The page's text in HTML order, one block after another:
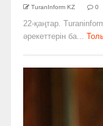
TuranInform KZ 0
22-қаңтар.
әрекеттерін ба...